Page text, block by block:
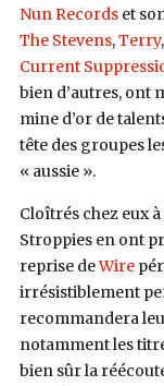
Nun Recordset
The Stevens,Terry,
Current
bien d’autres, ont
mine d’or de
tête des groupes
« aussie ».
Cloîtrés chez eux
Stroppies en ont
reprise deWire
irrésistiblement
recommandera
notamment les
bien sûr la